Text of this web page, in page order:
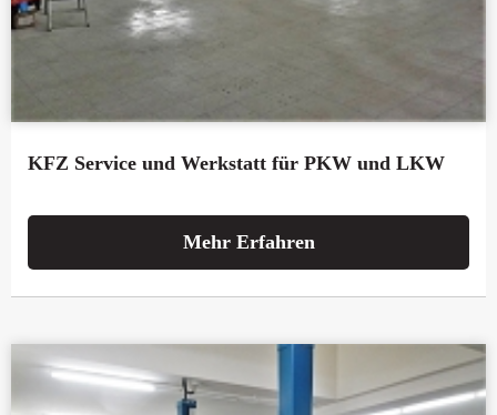
KFZ Service und Werkstatt für PKW und LKW
Mehr Erfahren